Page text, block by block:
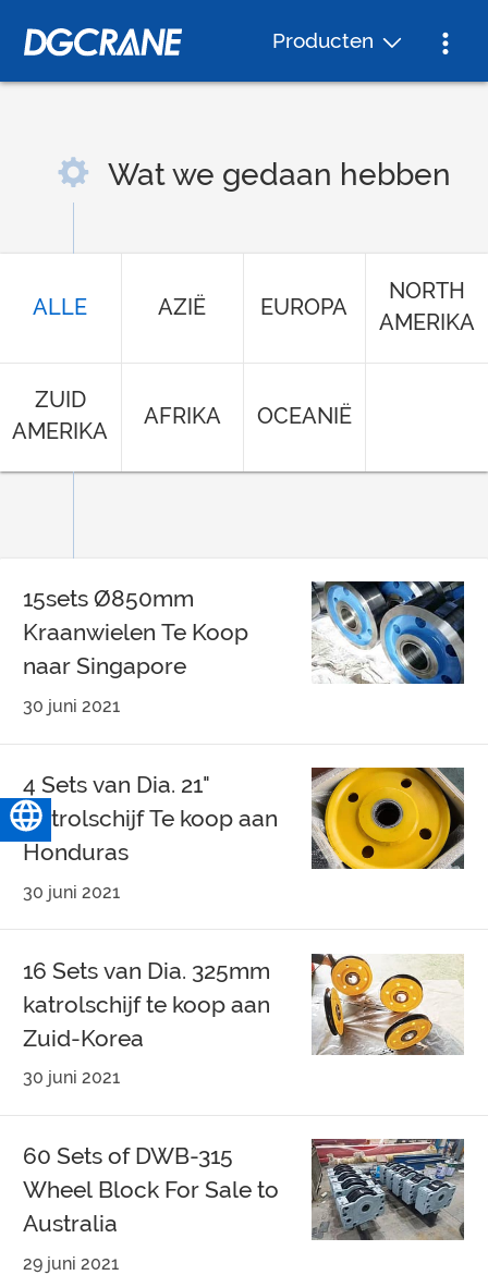
Producten
Wat we gedaan hebben
ALLE AZIË EUROPA
NORTH
AMERIKA
ZUID
AMERIKA
AFRIKA OCEANIË
15sets Ø850mm
Kraanwielen Te Koop
naar Singapore
30 juni 2021
4 Sets van Dia. 21"
Katrolschijf Te koop aan
Honduras
30 juni 2021
16 Sets van Dia. 325mm
katrolschijf te koop aan
Zuid-Korea
30 juni 2021
60 Sets of DWB-315
Wheel Block For Sale to
Australia
29 juni 2021
Nederlands